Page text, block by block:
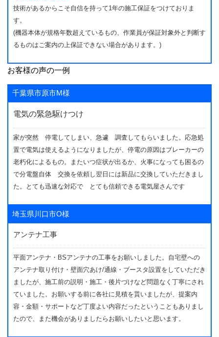
技術があるからこそ自信を持って1年の施工保証をつけておりま
す。
(機器本体が規格年数超えているもの、作業員が保証対象外と判断す
るものはご案内の上保証できない場合があります。)
お客様の声の一例
千葉県市原市M様
電気の緊急駆けつけ
家が突然 停電してしまい、急遽 調査してもらいました。応急処
置で電気は使えるようになりましたが、停電の原因はブレーカーの
老朽化によるもの。またいつ症状が出るか、火事になっても困るの
で分電盤自体 交換を依頼し翌日には新品に交換していただきまし
た。とても迅速な対応で とても信頼できる電気屋さんです
埼玉県川口市O様
アンテナ工事
平面アンテナ・BSアンテナの工事をお願いしました。自宅壁への
アンテナ取り付け・壁面穴あけ/通線・ブースタ設置をしていただき
ましたが、施工前の説明・施工・後片づけなど問題なく丁寧にされ
ていました。お願いする前に各社に見積を貰いましたが、提案内
容・金額・サポートなど丁度よい内容だったということもありまし
たので、また機会がありましたらお願いしたいと思います。